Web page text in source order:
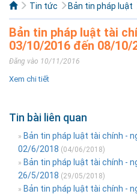
Tin tức Bản tin pháp luật
Bản tin pháp luật tài
03/10/2016 đến 08/10/
Đăng vào 10/11/2016
Xem chi tiết
Tin bài liên quan
» Bản tin pháp luật tài chính -
02/6/2018 (04/06/2018)
» Bản tin pháp luật tài chính -
26/5/2018 (29/05/2018)
» Bản tin pháp luật tài chính -